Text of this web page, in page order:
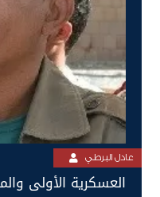
عادل البرطي
العسكرية الأولى